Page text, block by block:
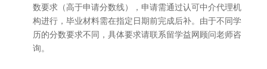
数要求（高于申请分数线），申请需通过认可中介代理机
构进行，毕业材料需在指定日期前完成后补。由于不同学
历的分数要求不同，具体要求请联系留学益网顾问老师咨
询。